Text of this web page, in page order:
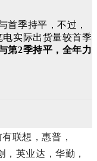
首季持平，不过，
实际出货量较首季
第2季持平，全年力
联想，惠普，
英业达，华勤，